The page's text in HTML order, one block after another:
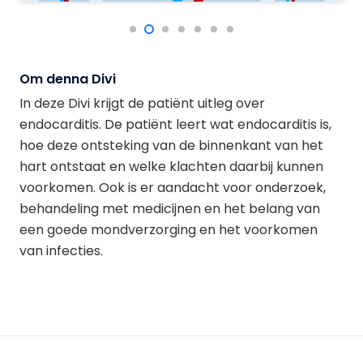
Om denna Divi
In deze Divi krijgt de patiënt uitleg over
endocarditis. De patiënt leert wat endocarditis is,
hoe deze ontsteking van de binnenkant van het
hart ontstaat en welke klachten daarbij kunnen
voorkomen. Ook is er aandacht voor onderzoek,
behandeling met medicijnen en het belang van
een goede mondverzorging en het voorkomen
van infecties.